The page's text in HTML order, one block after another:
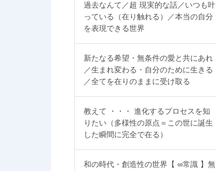
過去なんて／超 現実的な話／いつも叶
っている（在り触れる）／本当の自分
を表現できる世界
新たなる希望・無条件の愛と共にあれ
／生まれ変わる・自分のために生きる
／全てを在りのままに受け取る
教えて ・・・ 進化するプロセスを知
りたい（多様性の原点＝この世に誕生
した瞬間に完全で在る）
和の時代・創造性の世界【 ∞常識 】無